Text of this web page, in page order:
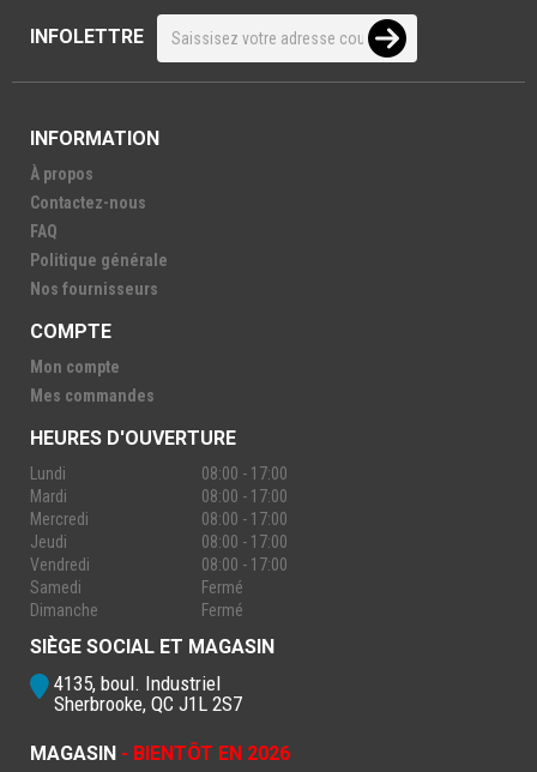
INFOLETTRE
INFORMATION
À propos
Contactez-nous
FAQ
Politique générale
Nos fournisseurs
COMPTE
Mon compte
Mes commandes
HEURES D'OUVERTURE
Lundi
08:00 - 17:00
Mardi
08:00 - 17:00
Mercredi
08:00 - 17:00
Jeudi
08:00 - 17:00
Vendredi
08:00 - 17:00
Samedi
Fermé
Dimanche
Fermé
SIÈGE SOCIAL ET MAGASIN
4135, boul. Industriel
Sherbrooke, QC J1L 2S7
MAGASIN - BIENTÔT EN 2026